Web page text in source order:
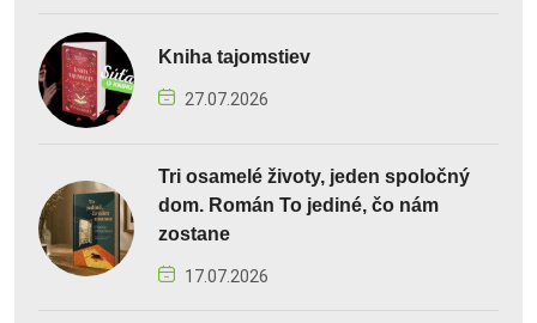
Kniha tajomstiev
27.07.2026
Tri osamelé životy, jeden spoločný
dom. Román To jediné, čo nám
zostane
17.07.2026